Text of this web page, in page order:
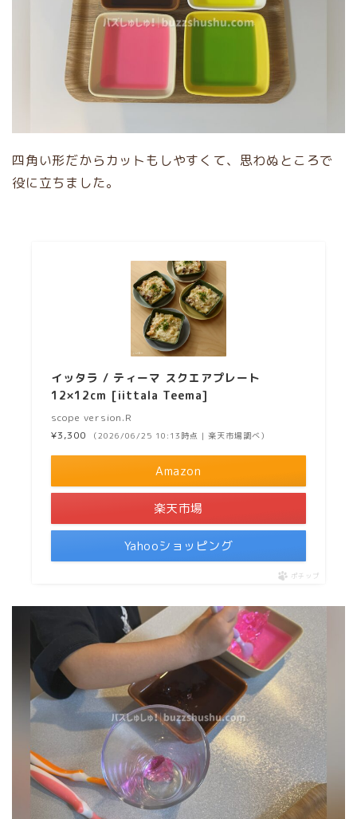
四角い形だからカットもしやすくて、思わぬところで
役に立ちました。
イッタラ / ティーマ スクエアプレート
12×12cm [iittala Teema]
scope version.R
¥3,300
（2026/06/25 10:13時点 | 楽天市場調べ）
Amazon
楽天市場
Yahooショッピング
ポチップ